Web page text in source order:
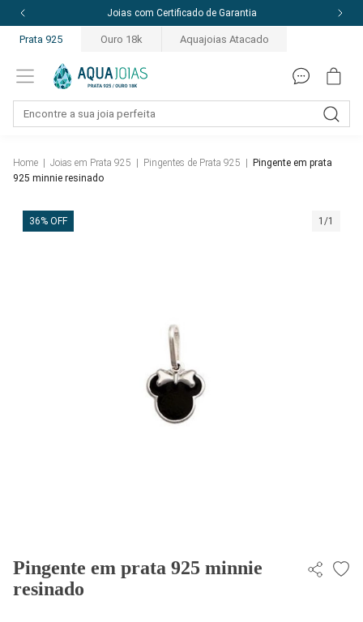
10% off com o cupom: PRIMEIRACOMPRA
Prata 925 Ouro 18k Aquajoias Atacado
Home Joias em Prata 925 Pingentes de Prata 925
Pingente em prata
925 minnie resinado
36% OFF 1/1
Pingente em prata 925 minnie
resinado